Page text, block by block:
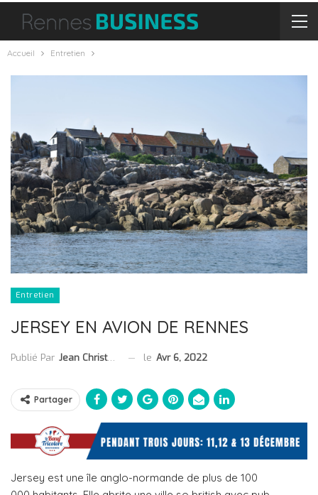
Accueil Entretien
Entretien
JERSEY EN AVION DE RENNES
Publié Par Jean Christophe Collet le Avr 6, 2022
Partager
Jersey est une île anglo-normande de plus de 100